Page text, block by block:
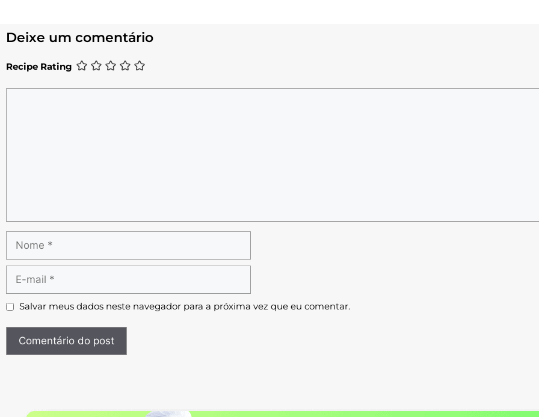
Deixe um comentário
Recipe Rating
Salvar meus dados neste navegador para a próxima vez que eu comentar.